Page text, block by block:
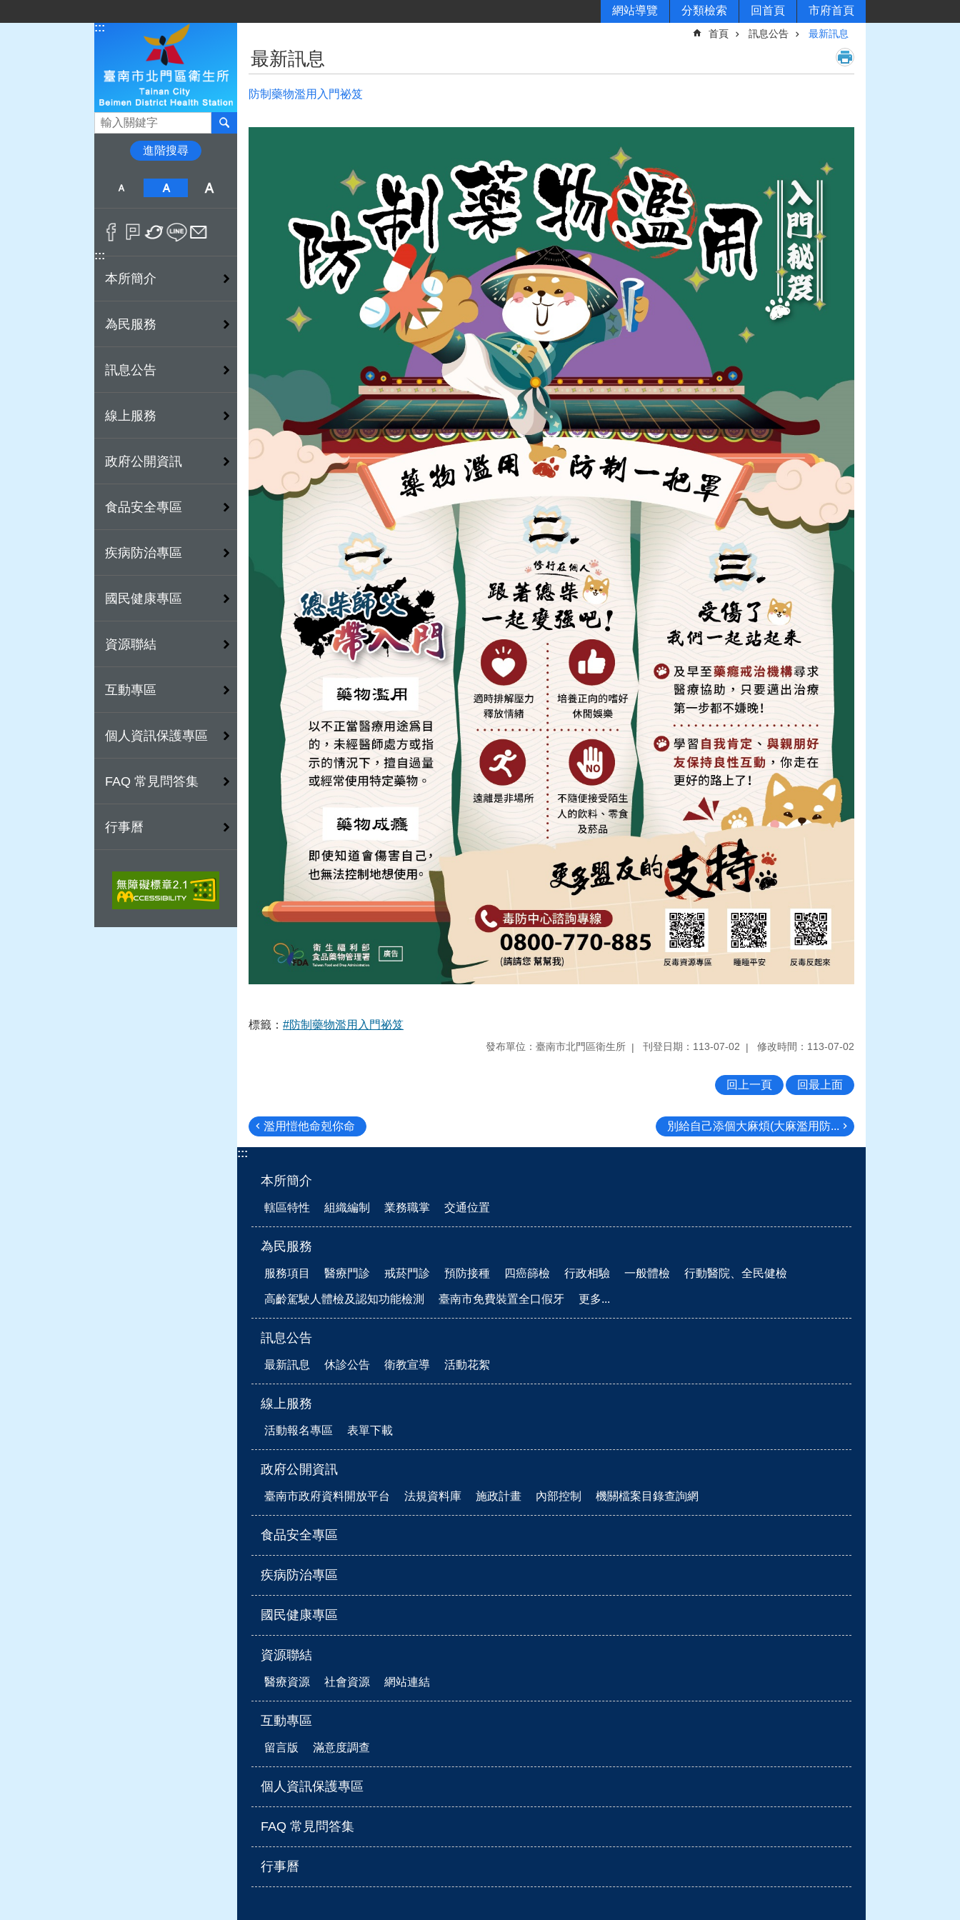
:::
網站導覽 分類檢索 回首頁 市府首頁
搜尋
進階搜尋
:::
本所簡介
為民服務
訊息公告
線上服務
政府公開資訊
食品安全專區
疾病防治專區
國民健康專區
資源聯結
互動專區
個人資訊保護專區
FAQ 常見問答集
行事曆
首頁 訊息公告 最新訊息
最新訊息
防制藥物濫用入門祕笈
標籤： #防制藥物濫用入門祕笈
發布單位：臺南市北門區衛生所 刊登日期：113-07-02 修改時間：113-07-02
回上一頁 回最上面
濫用愷他命剋你命 別給自己添個大麻煩(大麻濫用防...
:::
本所簡介
轄區特性 組織編制 業務職掌 交通位置
為民服務
服務項目 醫療門診 戒菸門診 預防接種 四癌篩檢 行政相驗 一般體檢 行動醫院、全民健檢
高齡駕駛人體檢及認知功能檢測 臺南市免費裝置全口假牙 更多...
訊息公告
最新訊息 休診公告 衛教宣導 活動花絮
線上服務
活動報名專區 表單下載
政府公開資訊
臺南市政府資料開放平台 法規資料庫 施政計畫 內部控制 機關檔案目錄查詢網
食品安全專區
疾病防治專區
國民健康專區
資源聯結
醫療資源 社會資源 網站連結
互動專區
留言版 滿意度調查
個人資訊保護專區
FAQ 常見問答集
行事曆